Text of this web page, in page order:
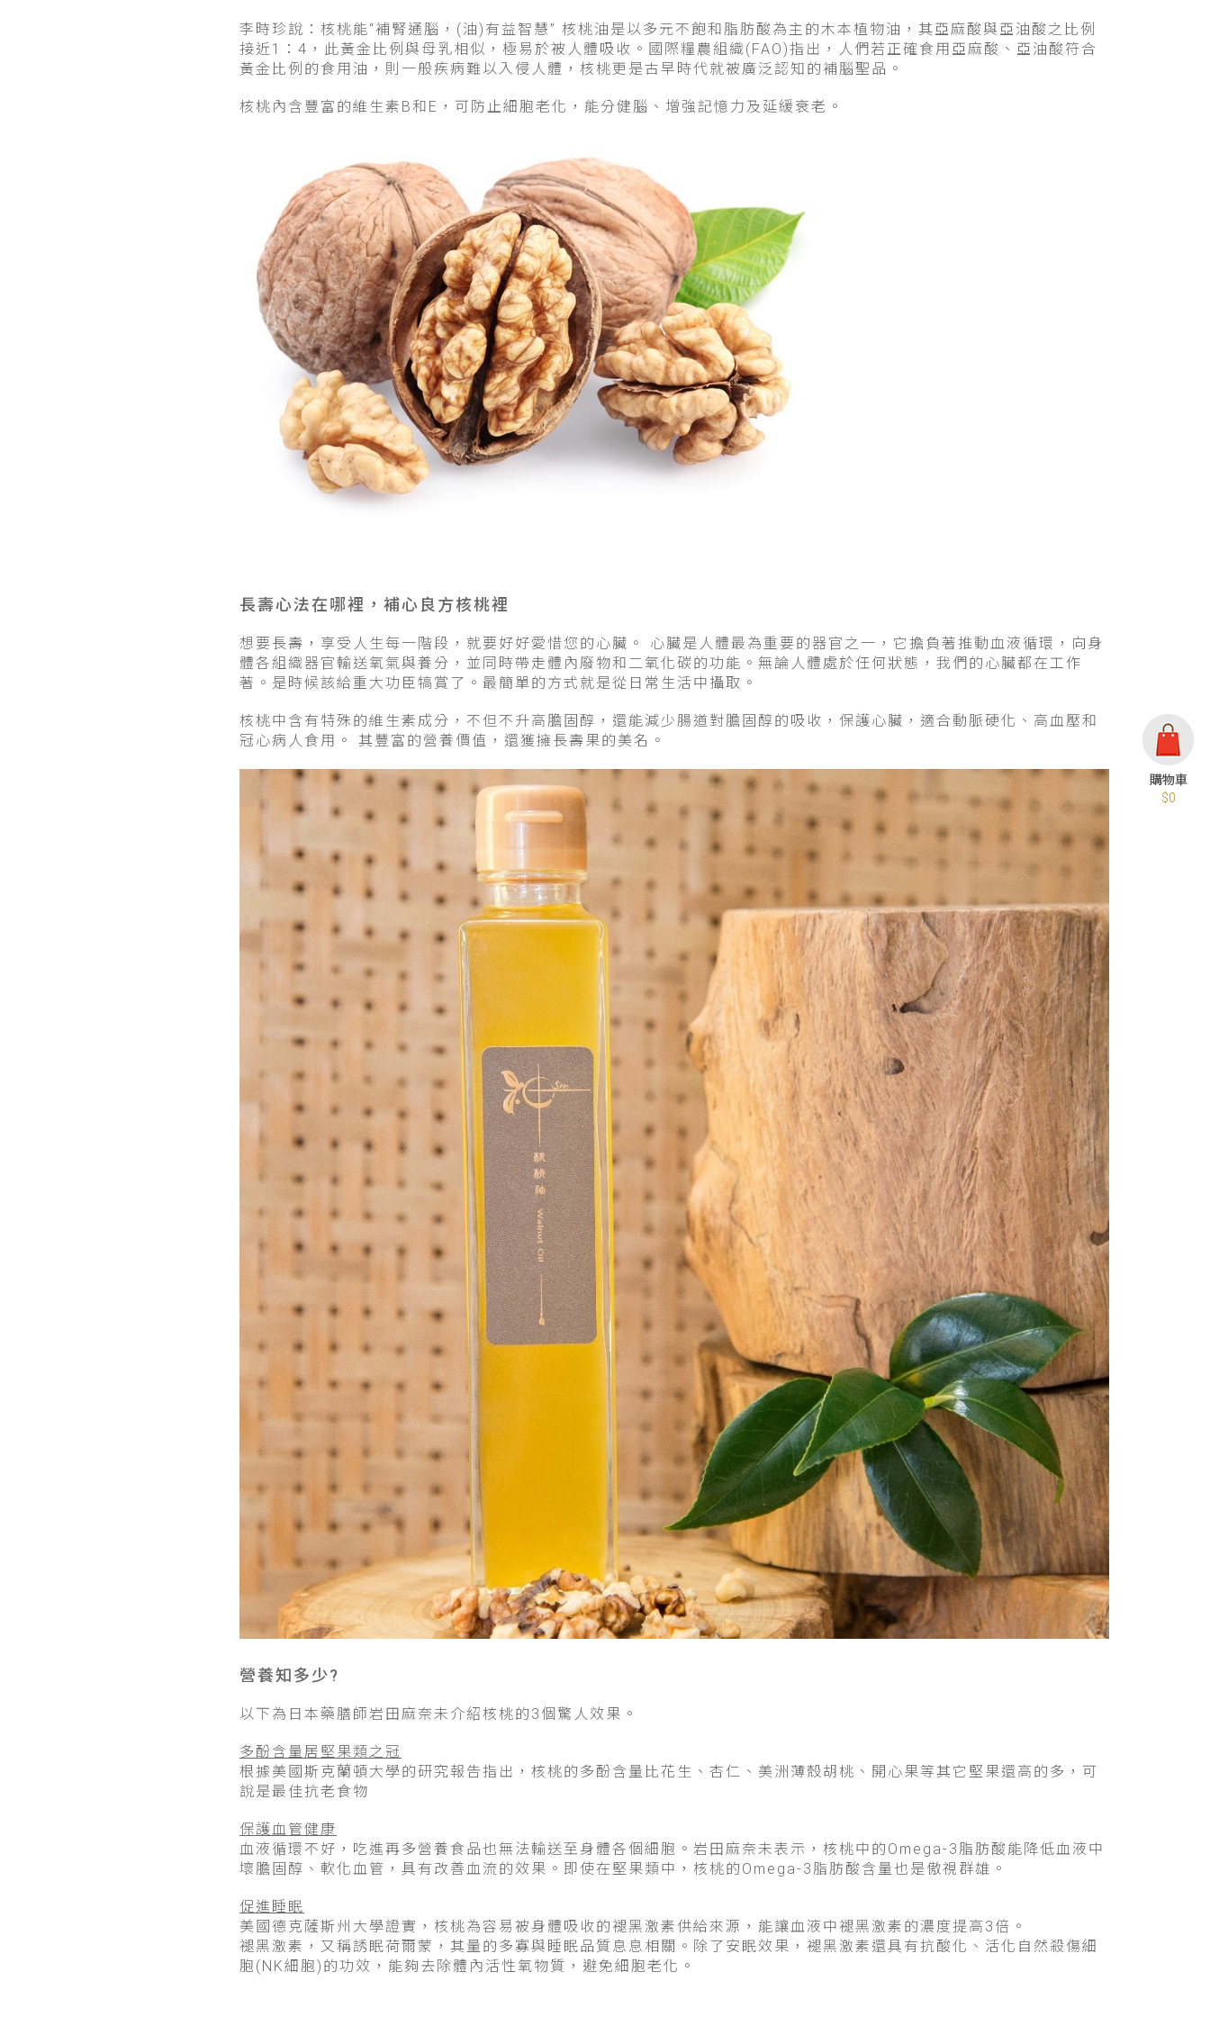
$0
李時珍說：核桃能“補腎通腦，(油)有益智慧” 核桃油是以多元不飽和脂肪酸為主的木本植物油，其亞麻酸與亞油酸之比例
接近1：4，此黃金比例與母乳相似，極易於被人體吸收。國際糧農組織(FAO)指出，人們若正確食用亞麻酸、亞油酸符合
黃金比例的食用油，則一般疾病難以入侵人體，核桃更是古早時代就被廣泛認知的補腦聖品。
核桃內含豐富的維生素B和E，可防止細胞老化，能分健腦、增強記憶力及延緩衰老。
長壽心法在哪裡，補心良方核桃裡
想要長壽，享受人生每一階段，就要好好愛惜您的心臟。
心臟是人體最為重要的器官之一，它擔負著推動血液循環，向身
體各組織器官輸送氧氣與養分，並同時帶走體內廢物和二氧化碳的功能。無論人體處於任何狀態，我們的心臟都在工作
著。是時候該給重大功臣犒賞了。最簡單的方式就是從日常生活中攝取。
核桃中含有特殊的維生素成分，不但不升高膽固醇，還能減少腸道對膽固醇的吸收，保護心臟，適合動脈硬化、高血壓和
冠心病人食用。 其豐富的營養價值，還獲擁長壽果的美名。
營養知多少?
以下為日本藥膳師岩田麻奈未介紹核桃的3個驚人效果。
多酚含量居堅果類之冠
根據美國斯克蘭頓大學的研究報告指出，核桃的多酚含量比花生、杏仁、美洲薄殼胡桃、開心果等其它堅果還高的多，可
說是最佳抗老食物
保護血管健康
血液循環不好，吃進再多營養食品也無法輸送至身體各個細胞。岩田麻奈未表示，核桃中的Omega-3脂肪酸能降低血液中
壞膽固醇、軟化血管，具有改善血流的效果。即使在堅果類中，核桃的Omega-3脂肪酸含量也是傲視群雄。
促進睡眠
美國德克薩斯州大學證實，核桃為容易被身體吸收的褪黑激素供給來源，能讓血液中褪黑激素的濃度提高3倍。
褪黑激素，又稱誘眠荷爾蒙，其量的多寡與睡眠品質息息相關。除了安眠效果，褪黑激素還具有抗酸化、活化自然殺傷細
胞(NK細胞)的功效，能夠去除體內活性氧物質，避免細胞老化。